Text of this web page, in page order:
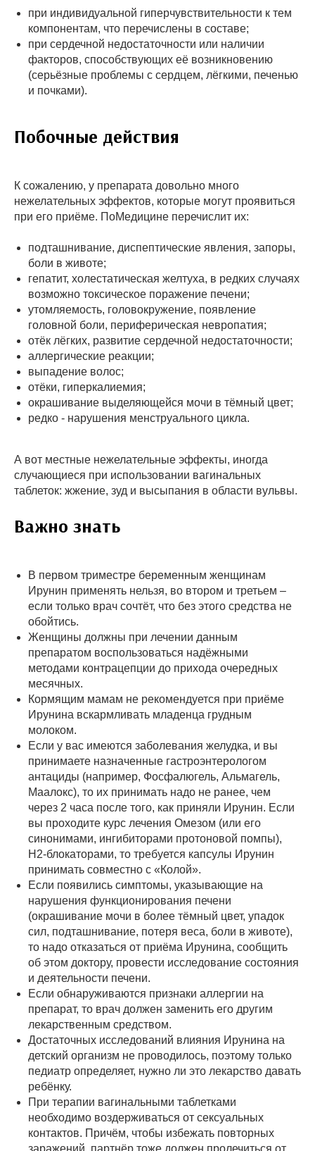
при индивидуальной гиперчувствительности к тем
компонентам, что перечислены в составе;
при сердечной недостаточности или наличии
факторов, способствующих её возникновению
(серьёзные проблемы с сердцем, лёгкими, печенью
и почками).
Побочные действия
К сожалению, у препарата довольно много
нежелательных эффектов, которые могут проявиться
при его приёме. ПоМедицине перечислит их:
подташнивание, диспептические явления, запоры,
боли в животе;
гепатит, холестатическая желтуха, в редких случаях
возможно токсическое поражение печени;
утомляемость, головокружение, появление
головной боли, периферическая невропатия;
отёк лёгких, развитие сердечной недостаточности;
аллергические реакции;
выпадение волос;
отёки, гиперкалиемия;
окрашивание выделяющейся мочи в тёмный цвет;
редко - нарушения менструального цикла.
А вот местные нежелательные эффекты, иногда
случающиеся при использовании вагинальных
таблеток: жжение, зуд и высыпания в области вульвы.
Важно знать
В первом триместре беременным женщинам
Ирунин применять нельзя, во втором и третьем –
если только врач сочтёт, что без этого средства не
обойтись.
Женщины должны при лечении данным
препаратом воспользоваться надёжными
методами контрацепции до прихода очередных
месячных.
Кормящим мамам не рекомендуется при приёме
Ирунина вскармливать младенца грудным
молоком.
Если у вас имеются заболевания желудка, и вы
принимаете назначенные гастроэнтерологом
антациды (например, Фосфалюгель, Альмагель,
Маалокс), то их принимать надо не ранее, чем
через 2 часа после того, как приняли Ирунин. Если
вы проходите курс лечения Омезом (или его
синонимами, ингибиторами протоновой помпы),
H2-блокаторами, то требуется капсулы Ирунин
принимать совместно с «Колой».
Если появились симптомы, указывающие на
нарушения функционирования печени
(окрашивание мочи в более тёмный цвет, упадок
сил, подташнивание, потеря веса, боли в животе),
то надо отказаться от приёма Ирунина, сообщить
об этом доктору, провести исследование состояния
и деятельности печени.
Если обнаруживаются признаки аллергии на
препарат, то врач должен заменить его другим
лекарственным средством.
Достаточных исследований влияния Ирунина на
детский организм не проводилось, поэтому только
педиатр определяет, нужно ли это лекарство давать
ребёнку.
При терапии вагинальными таблетками
необходимо воздерживаться от сексуальных
контактов. Причём, чтобы избежать повторных
заражений, партнёр тоже должен пролечиться от